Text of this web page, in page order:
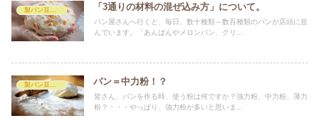
「3通りの材料の混ぜ込み方」について。
パン屋さんへ行くと、毎日、数十種類～数百種類のパンが店頭に並
んでいます。「あんぱんやメロンパン、クリ...
製パン豆知識 パン＝中力粉！？
皆さん、パンを作る時、使う粉は何ですか？強力粉、中力粉、薄力
粉？・・・やっぱり、強力粉が多いと思いま...